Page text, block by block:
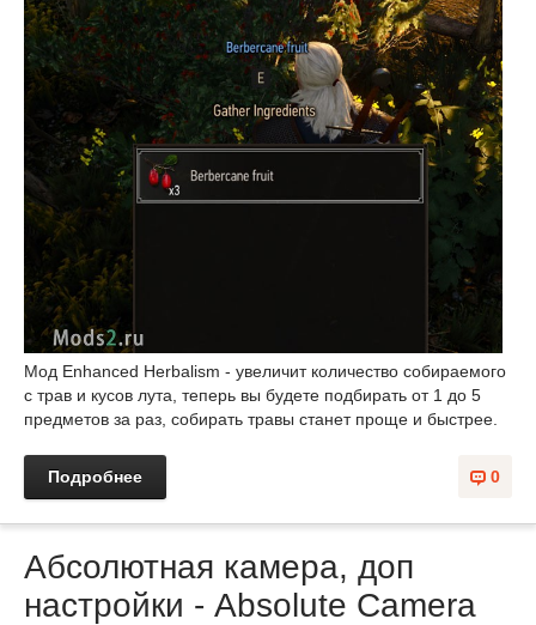
Мод Enhanced Herbalism - увеличит количество собираемого
с трав и кусов лута, теперь вы будете подбирать от 1 до 5
предметов за раз, собирать травы станет проще и быстрее.
0
Подробнее
Абсолютная камера, доп
настройки - Absolute Camera